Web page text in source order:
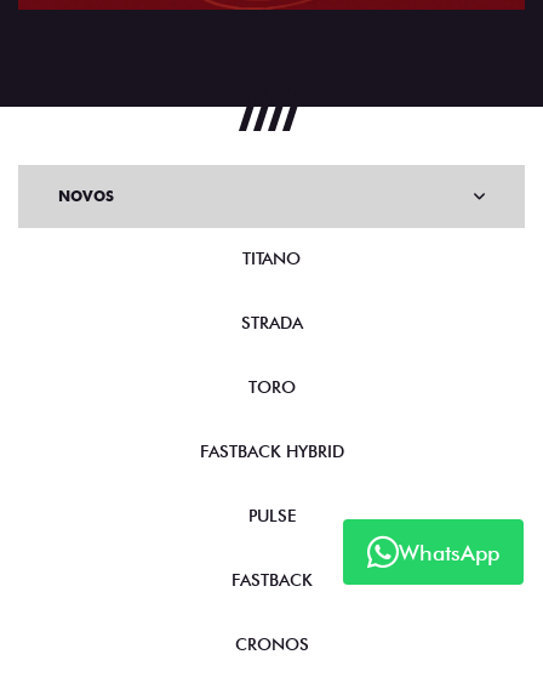
WhatsApp
NOVOS
TITANO
STRADA
TORO
FASTBACK HYBRID
PULSE
FASTBACK
CRONOS